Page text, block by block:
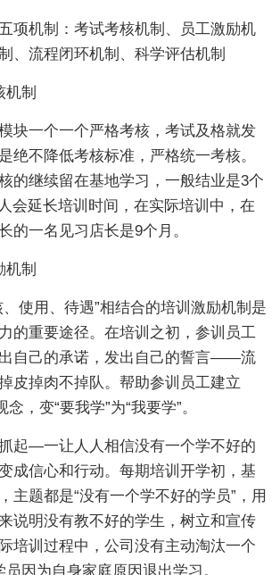
机制：考试考核机制、员工激励机
、流程闭环机制、科学评估机制
制
一个一个严格考核，考试及格就发
绝不降低考核标准，严格统一考核。
的继续留在基地学习，一般结业是3个
会延长培训时间，在实际培训中，在
的一名见习店长是9个月。
制
用、待遇”相结合的培训激励机制是
的重要途径。在培训之初，参训员工
自己的承诺，发出自己的誓言――流
皮掉肉不掉队。帮助参训员工建立
念，变“要我学”为“我要学”。
―一让人人相信没有一个学不好的
成信心和行动。每期培训开学初，基
主题都是“没有一个学不好的学员”，用
说明没有教不好的学生，树立和宣传
培训过程中，公司没有主动淘汰一个
因为自身家庭原因退出学习。